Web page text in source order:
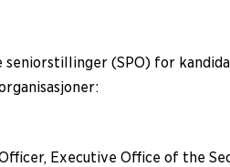
(SPO) for
Executive Office of the